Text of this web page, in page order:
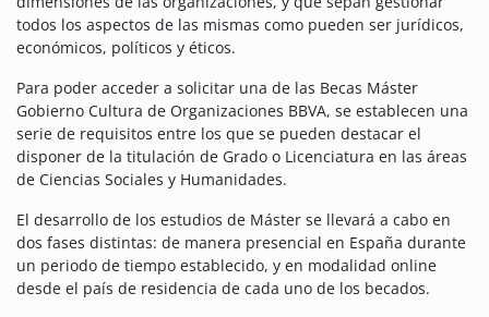
todos los aspectos de las mismas como pueden ser jurídicos,
económicos, políticos y éticos.
Para poder acceder a solicitar una de las Becas Máster
Gobierno Cultura de Organizaciones BBVA, se establecen una
serie de requisitos entre los que se pueden destacar el
disponer de la titulación de Grado o Licenciatura en las áreas
de Ciencias Sociales y Humanidades.
El desarrollo de los estudios de Máster se llevará a cabo en
dos fases distintas: de manera presencial en España durante
un periodo de tiempo establecido, y en modalidad online
desde el país de residencia de cada uno de los becados.